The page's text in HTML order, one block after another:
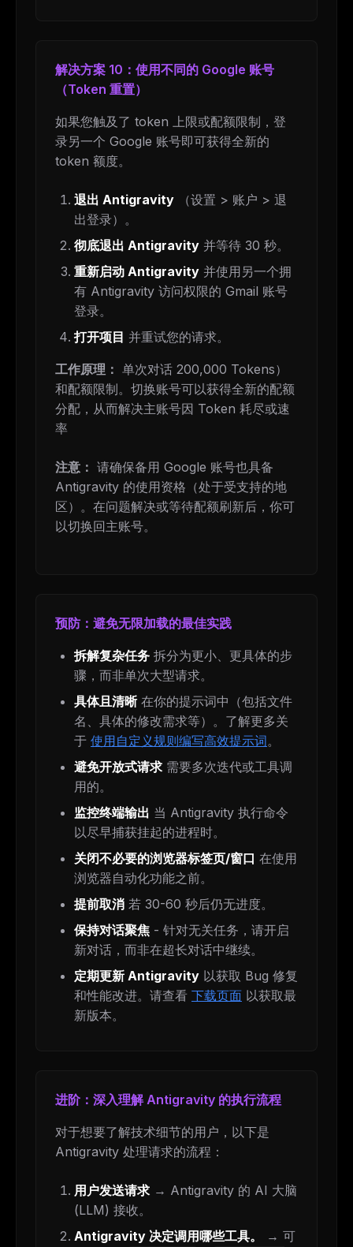
解决方案 10：使用不同的 Google 账号
（Token 重置）
如果您触及了 token 上限或配额限制，登
录另一个 Google 账号即可获得全新的
token 额度。
退出 Antigravity （设置 > 账户 > 退
出登录）。
彻底退出 Antigravity 并等待 30 秒。
重新启动 Antigravity 并使用另一个拥
有 Antigravity 访问权限的 Gmail 账号
登录。
打开项目 并重试您的请求。
工作原理： 单次对话 200,000 Tokens）
和配额限制。切换账号可以获得全新的配额
分配，从而解决主账号因 Token 耗尽或速
率
注意： 请确保备用 Google 账号也具备
Antigravity 的使用资格（处于受支持的地
区）。在问题解决或等待配额刷新后，你可
以切换回主账号。
预防：避免无限加载的最佳实践
拆解复杂任务 拆分为更小、更具体的步
骤，而非单次大型请求。
具体且清晰在你的提示词中（包括文件
名、具体的修改需求等）。了解更多关
于 使用自定义规则编写高效提示词。
避免开放式请求 需要多次迭代或工具调
用的。
监控终端输出 当 Antigravity 执行命令
以尽早捕获挂起的进程时。
关闭不必要的浏览器标签页/窗口 在使用
浏览器自动化功能之前。
提前取消 若 30-60 秒后仍无进度。
保持对话聚焦 - 针对无关任务，请开启
新对话，而非在超长对话中继续。
定期更新 Antigravity 以获取 Bug 修复
和性能改进。请查看 下载页面 以获取最
新版本。
进阶：深入理解 Antigravity 的执行流程
对于想要了解技术细节的用户，以下是
Antigravity 处理请求的流程：
用户发送请求 → Antigravity 的 AI 大脑
(LLM) 接收。
Antigravity 决定调用哪些工具。
→ 可
Email address
Get the weekly digest
Maybe later